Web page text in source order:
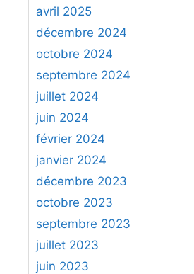
:
avril 2025
décembre 2024
octobre 2024
septembre 2024
juillet 2024
juin 2024
février 2024
janvier 2024
décembre 2023
octobre 2023
septembre 2023
juillet 2023
juin 2023